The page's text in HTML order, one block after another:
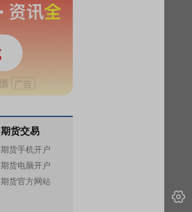
期货交易
期货手机开户
期货电脑开户
期货官方网站